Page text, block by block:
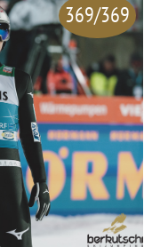
369/369